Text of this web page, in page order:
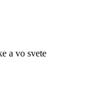
a vo svete